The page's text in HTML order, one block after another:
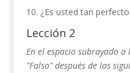
10. ¿Es usted tan
Lección 2
En el espacio subrayado
"Falso" después de las